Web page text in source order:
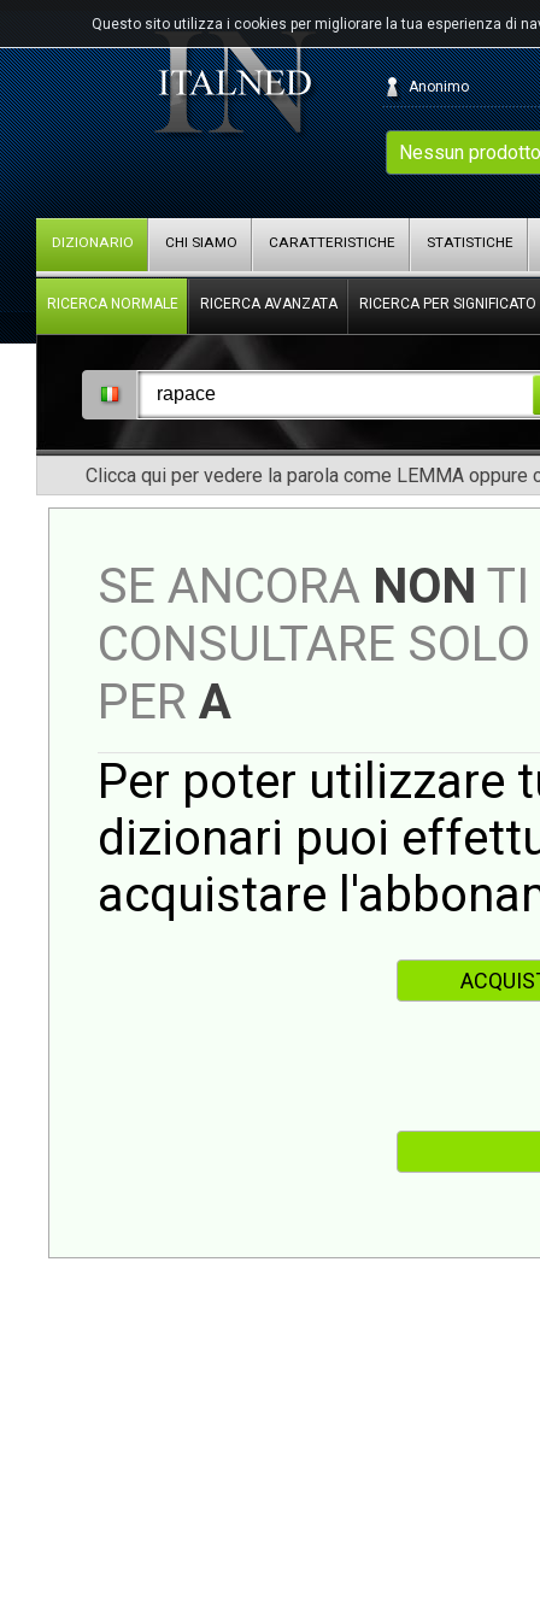
Questo sito utilizza i cookies per migliorare la tua esperienza di
Nessun
Anonimo
DIZIONARIO CHI SIAMO CARATTERISTICHE STATISTICHE
RICERCA NORMALE RICERCA AVANZATA RICERCA PER SIGNIFICATO
Clicca qui per vedere la parola come LEMMA oppure
SE ANCORA NON TI
CONSULTARE
PER A
Per poter utilizzare
dizionari puoi
acquistare